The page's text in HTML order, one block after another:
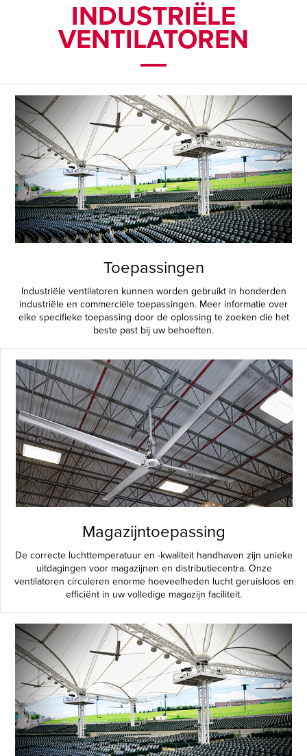
INDUSTRIËLE
VENTILATOREN
Toepassingen
Industriële ventilatoren kunnen worden gebruikt in honderden
industriële en commerciële toepassingen. Meer informatie over
elke specifieke toepassing door de oplossing te zoeken die het
beste past bij uw behoeften.
Magazijntoepassing
De correcte luchttemperatuur en -kwaliteit handhaven zijn unieke
uitdagingen voor magazijnen en distributiecentra. Onze
ventilatoren circuleren enorme hoeveelheden lucht geruisloos en
efficiënt in uw volledige magazijn faciliteit.